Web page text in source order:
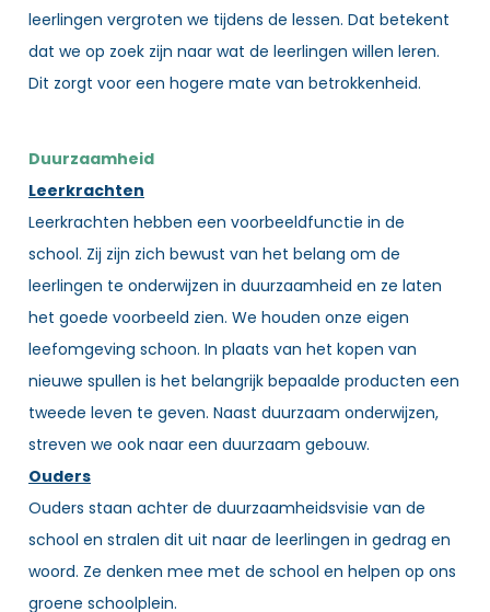
leerlingen vergroten we tijdens de lessen. Dat betekent
dat we op zoek zijn naar wat de leerlingen willen leren.
Dit zorgt voor een hogere mate van betrokkenheid.
Duurzaamheid
Leerkrachten
Leerkrachten hebben een voorbeeldfunctie in de
school. Zij zijn zich bewust van het belang om de
leerlingen te onderwijzen in duurzaamheid en ze laten
het goede voorbeeld zien. We houden onze eigen
leefomgeving schoon. In plaats van het kopen van
nieuwe spullen is het belangrijk bepaalde producten een
tweede leven te geven. Naast duurzaam onderwijzen,
streven we ook naar een duurzaam gebouw.
Ouders
Ouders staan achter de duurzaamheidsvisie van de
school en stralen dit uit naar de leerlingen in gedrag en
woord. Ze denken mee met de school en helpen op ons
groene schoolplein.